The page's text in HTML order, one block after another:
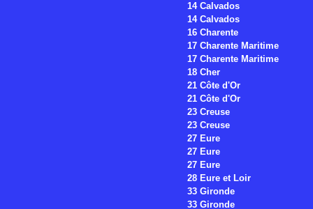
14 Calvados
14 Calvados
16 Charente
17 Charente Maritime
17 Charente Maritime
18 Cher
21 Côte d'Or
21 Côte d'Or
23 Creuse
23 Creuse
27 Eure
27 Eure
27 Eure
28 Eure et Loir
33 Gironde
33 Gironde